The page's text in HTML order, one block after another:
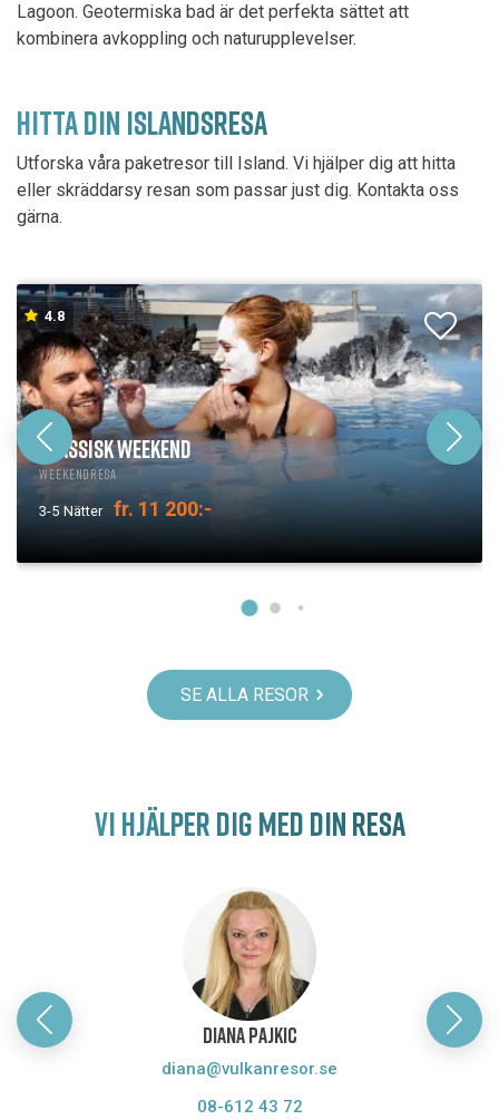
Lagoon. Geotermiska bad är det perfekta sättet att
kombinera avkoppling och naturupplevelser.
HITTA DIN ISLANDSRESA
Utforska våra paketresor till Island. Vi hjälper dig att hitta
eller skräddarsy resan som passar just dig. Kontakta oss
gärna.
4.8
KLASSISK WEEKEND
Weekendresa
3-5 Nätter fr. 11 200:-
SE ALLA RESOR
VI HJÄLPER DIG MED DIN RESA
DIANA PAJKIC
diana@vulkanresor.se
08-612 43 72